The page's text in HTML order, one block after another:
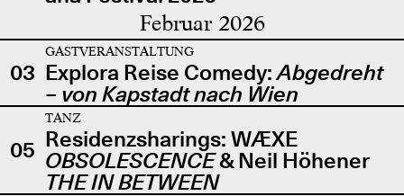
Februar 2026
03
GASTVERANSTALTUNG
Explora Reise Comedy:Abgedreht
– von Kapstadt nach Wien
05
TANZ
Residenzsharings: WÆXE
OBSOLESCENCE& Neil Höhener
THE IN BETWEEN